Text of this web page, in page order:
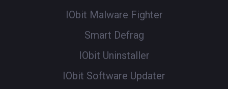
IObit Malware Fighter
Smart Defrag
IObit Uninstaller
IObit Software Updater